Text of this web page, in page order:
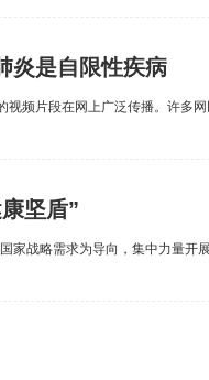
炎是自限性疾病
视频片段在网上广泛传播。许多
坚盾”
家战略需求为导向，集中力量开